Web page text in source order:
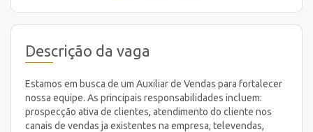
Descrição da vaga
Estamos em busca de um Auxiliar de Vendas para fortalecer
nossa equipe. As principais responsabilidades incluem:
prospecção ativa de clientes, atendimento do cliente nos
canais de vendas ja existentes na empresa, televendas,